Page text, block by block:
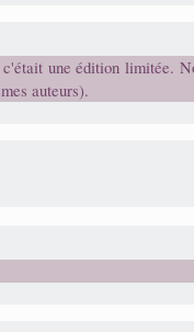
une édition limitée.
auteurs).